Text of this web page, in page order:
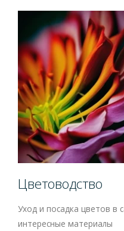
Цветоводство
Уход и посадка цветов в
интересные материалы